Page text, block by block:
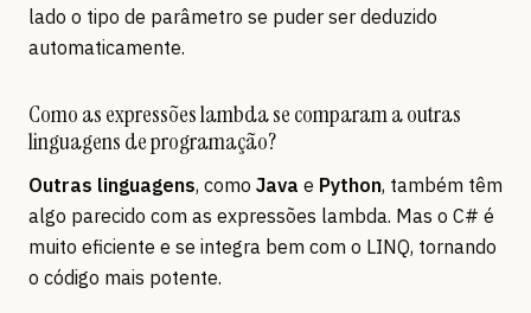
lado o tipo de parâmetro se puder ser deduzido
automaticamente.
Como as expressões lambda se comparam a outras
linguagens de programação?
Outras linguagens, como Java e Python, também têm
algo parecido com as expressões lambda. Mas o C# é
muito eficiente e se integra bem com o LINQ, tornando
o código mais potente.